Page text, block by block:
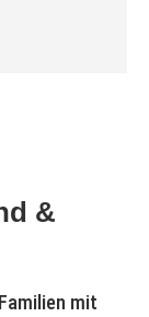
&
mit